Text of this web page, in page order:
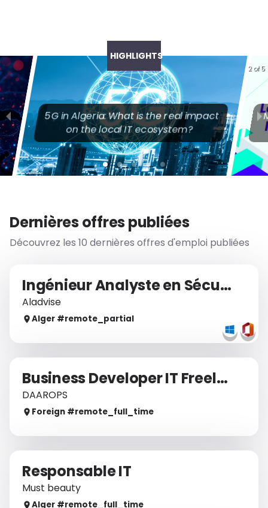
HIGHLIGHTS
Mistakes to Avoid When Looking for
an IT Job
2 of 5
Dernières offres publiées
Découvrez les 10 dernières offres d'emploi publiées
Ingénieur Analyste en Sécurité de l'Information
Aladvise
Alger #remote_ partial
Business Developer IT Freelance / Indépendant - Marché Français (Remote)
DAAROPS
Foreign #remote_ full_time
Responsable IT
Must beauty
Alger #remote_ full_time